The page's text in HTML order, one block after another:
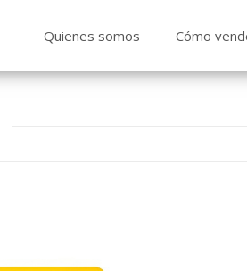
Quienes somos Cómo